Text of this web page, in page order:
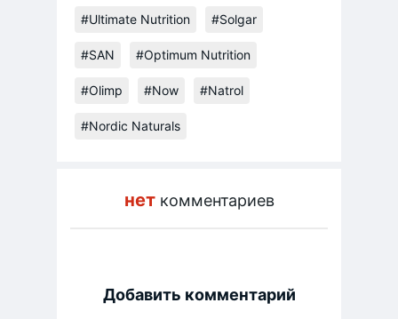
#Ultimate Nutrition #Solgar
#SAN #Optimum Nutrition
#Olimp #Now #Natrol
#Nordic Naturals
неткомментариев
Добавить комментарий